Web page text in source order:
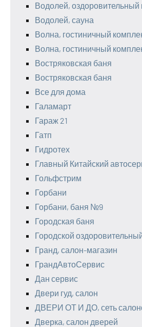
Водолей, оздоровительный
Водолей, сауна
Волна, гостиничный
Волна, гостиничный
Востряковская баня
Востряковская баня
Все для дома
Галамарт
Гараж 21
Гатп
Гидротех
Главный Китайский
Гольфстрим
Горбани
Горбани, баня №9
Городская баня
Городской
Гранд, салон-магазин
ГрандАвтоСервис
Дан сервис
Двери гуд, салон
ДВЕРИ ОТ И ДО, сеть
Дверка, салон дверей